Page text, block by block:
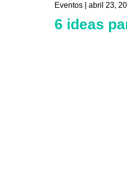
Eventos abril 23,
6 ideas